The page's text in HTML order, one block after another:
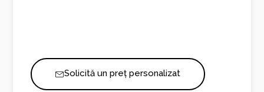
Solicită un preț personalizat